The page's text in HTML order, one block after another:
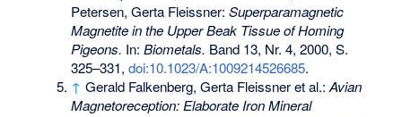
Petersen, Gerta Fleissner:Superparamagnetic
Magnetite in the Upper Beak Tissue of Homing
Pigeons. In:Biometals. Band 13, Nr. 4, 2000, S.
325–331,doi:10.1023/A:1009214526685.
↑ Gerald Falkenberg, Gerta Fleissner et al.:Avian
Magnetoreception: Elaborate Iron Mineral